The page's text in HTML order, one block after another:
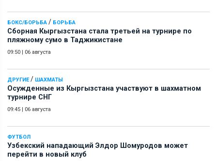
БОКС/БОРЬБА / БОРЬБА
Сборная Кыргызстана стала третьей на турнире по
пляжному сумо в Таджикистане
09:50 | 06 августа
ДРУГИЕ/ ШАХМАТЫ
Осужденные из Кыргызстана участвуют в шахматном
турнире СНГ
09:45 | 06 августа
ФУТБОЛ
Узбекский нападающий Элдор Шомуродов может
перейти в новый клуб